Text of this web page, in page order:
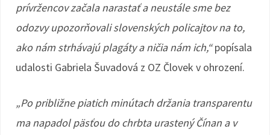
prívržencov začala narastať a neustále sme bez
odozvy upozorňovali slovenských policajtov na to,
ako nám strhávajú plagáty a ničia nám ich,“popísala
udalosti Gabriela Šuvadová z OZ Človek v ohrození.
„Po približne piatich minútach držania transparentu
ma napadol päsťou do chrbta urastený Čínan a v